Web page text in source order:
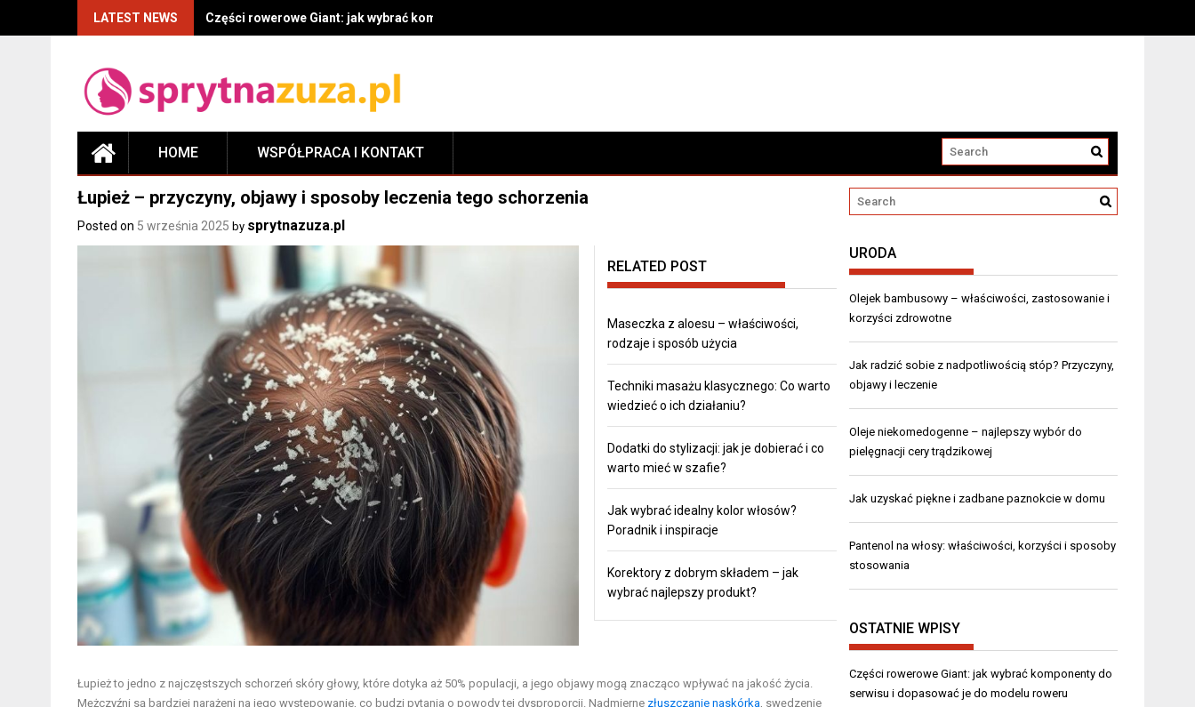
LATEST NEWS Części rowerowe Giant: jak wybrać komponenty do serwisu i dopasować je do modelu roweru
HOME WSPÓŁPRACA I KONTAKT
Łupież – przyczyny, objawy i sposoby leczenia tego schorzenia
Posted on 5 września 2025 by sprytnazuza.pl
RELATED POST
Maseczka z aloesu – właściwości,
rodzaje i sposób użycia
Techniki masażu klasycznego: Co warto
wiedzieć o ich działaniu?
Dodatki do stylizacji: jak je dobierać i co
warto mieć w szafie?
Jak wybrać idealny kolor włosów?
Poradnik i inspiracje
Korektory z dobrym składem – jak
wybrać najlepszy produkt?
Łupież to jedno z najczęstszych schorzeń skóry głowy, które dotyka aż 50% populacji, a jego objawy mogą znacząco wpływać na jakość życia.
Mężczyźni są bardziej narażeni na jego występowanie, co budzi pytania o powody tej dysproporcji. Nadmierne złuszczanie naskórka, swędzenie
URODA
Olejek bambusowy – właściwości, zastosowanie i
korzyści zdrowotne
Jak radzić sobie z nadpotliwością stóp? Przyczyny,
objawy i leczenie
Oleje niekomedogenne – najlepszy wybór do
pielęgnacji cery trądzikowej
Jak uzyskać piękne i zadbane paznokcie w domu
Pantenol na włosy: właściwości, korzyści i sposoby
stosowania
OSTATNIE WPISY
Części rowerowe Giant: jak wybrać komponenty do
serwisu i dopasować je do modelu roweru